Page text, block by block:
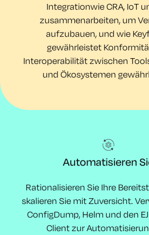
Integrationwie CRA, IoT
zusammenarbeiten, um
aufzubauen, und wie
gewährleistet
Interoperabilität zwischen
und Ökosystemen
Automatisieren
Rationalisieren Sie Ihre
skalieren Sie mit Zuversicht.
ConfigDump, Helm und den
Client zur